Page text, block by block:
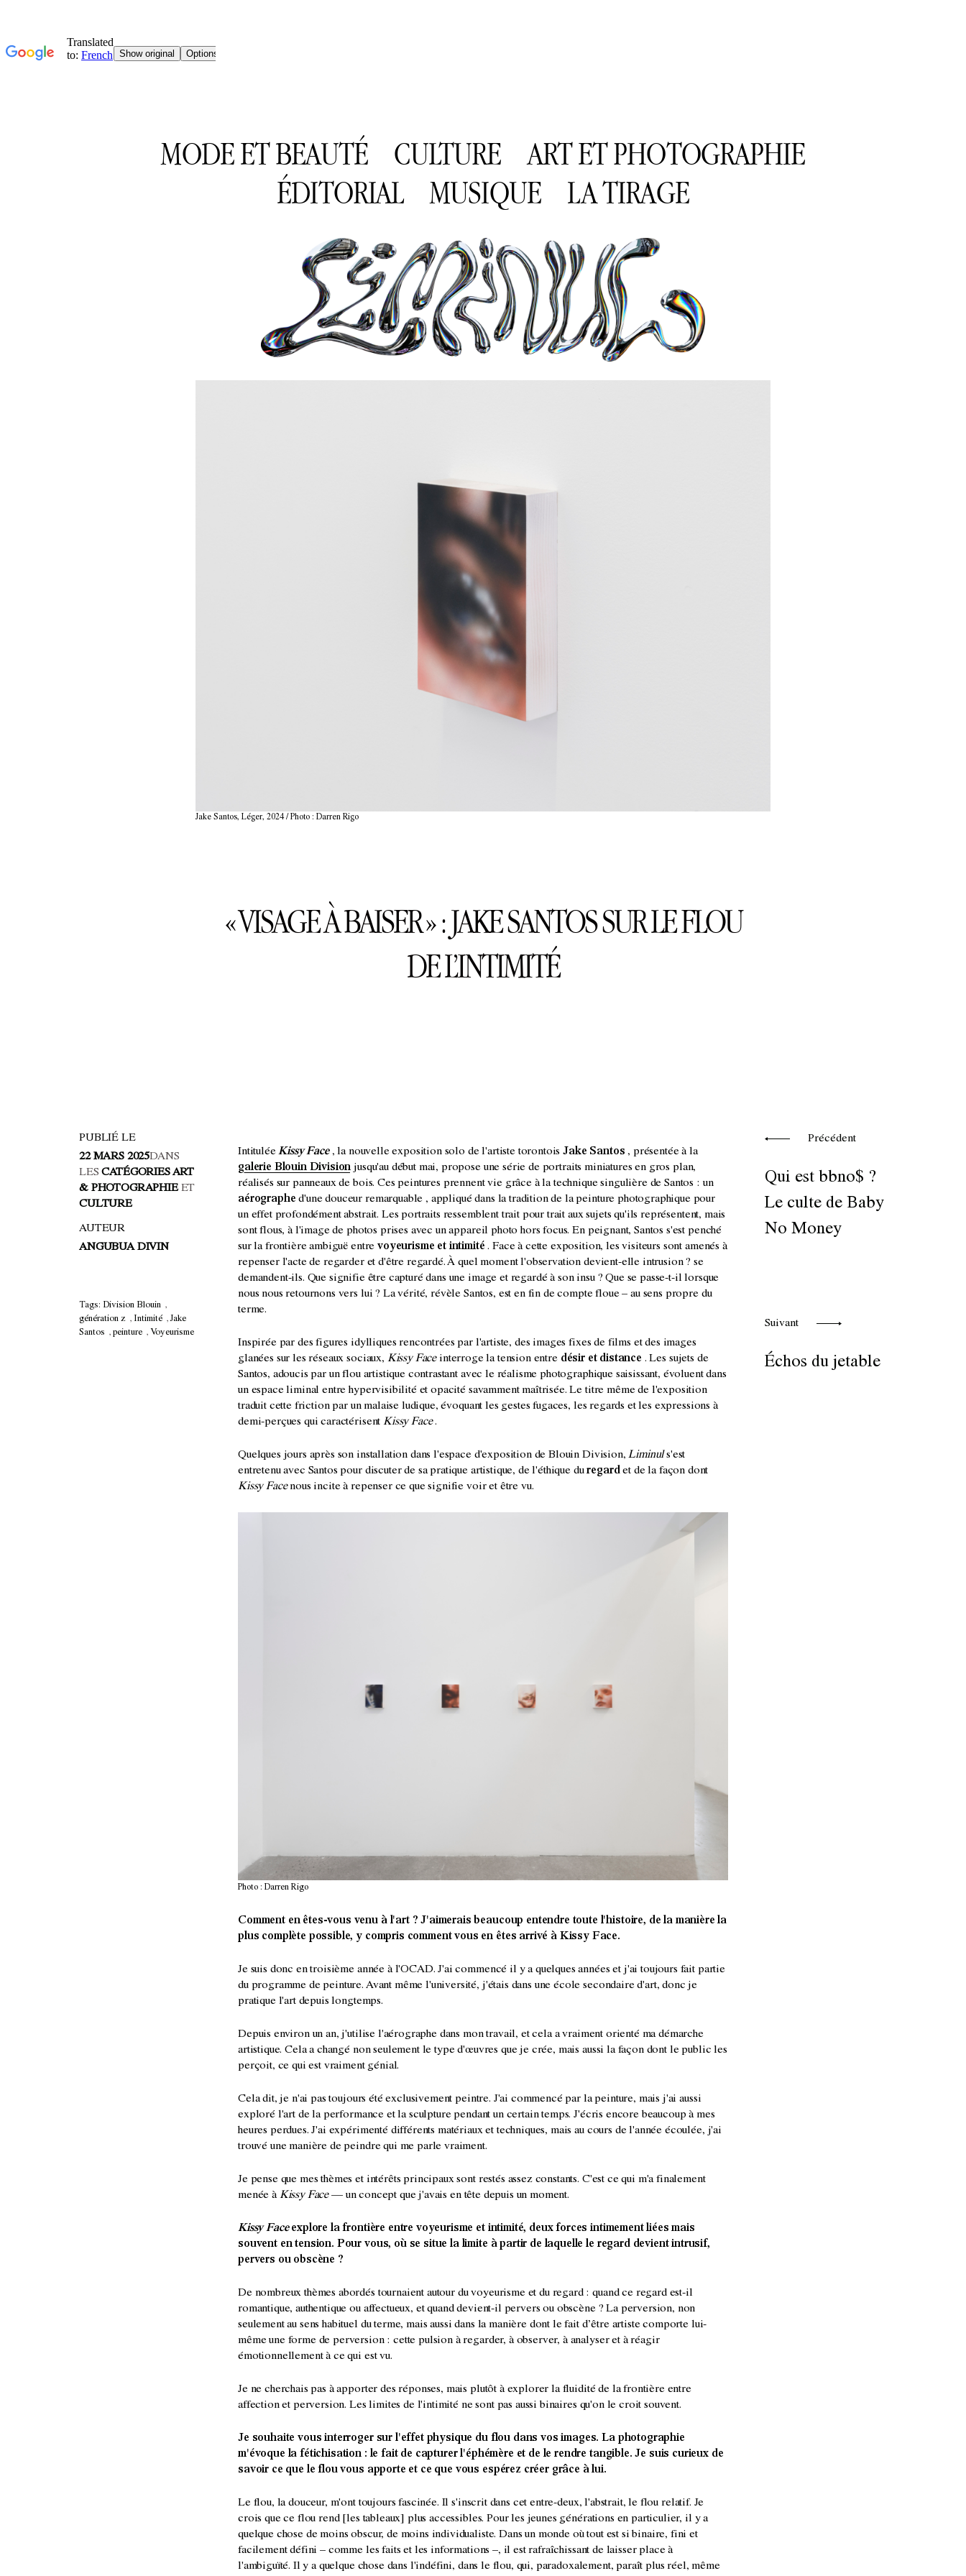
MODE ET BEAUTÉ CULTURE
ART ET PHOTOGRAPHIE
ÉDITORIAL
MUSIQUE LA TIRAGE
Jake Santos, Léger, 2024 / Photo : Darren Rigo
« VISAGE À BAISER » : JAKE SANTOS SUR LE FLOU
DE L’INTIMITÉ
PUBLIÉ LE
22 MARS 2025DANS
LESCATÉGORIES ART
& PHOTOGRAPHIEET
CULTURE
AUTEUR
ANGUBUA DIVIN
Tags: Division Blouin ,
génération z , Intimité ,Jake
Santos , peinture , Voyeurisme
Précédent
Qui est bbno$ ?
Le culte de Baby
No Money
Suivant
Échos du jetable
IntituléeKissy Face, la nouvelle exposition solo de l'artiste torontoisJake Santos , présentée à la
galerie Blouin Divisionjusqu'au début mai, propose une série de portraits miniatures en gros plan,
réalisés sur panneaux de bois. Ces peintures prennent vie grâce à la technique singulière de Santos : un
aérographe d'une douceur remarquable , appliqué dans la tradition de la peinture photographique pour
un effet profondément abstrait. Les portraits ressemblent trait pour trait aux sujets qu'ils représentent, mais
sont flous, à l'image de photos prises avec un appareil photo hors focus. En peignant, Santos s'est penché
sur la frontière ambiguë entrevoyeurisme et intimité . Face à cette exposition, les visiteurs sont amenés à
repenser l'acte de regarder et d'être regardé. À quel moment l'observation devient-elle intrusion ? se
demandent-ils. Que signifie être capturé dans une image et regardé à son insu ? Que se passe-t-il lorsque
nous nous retournons vers lui ? La vérité, révèle Santos, est en fin de compte floue – au sens propre du
terme.
Inspirée par des figures idylliques rencontrées par l'artiste, des images fixes de films et des images
glanées sur les réseaux sociaux, Kissy Faceinterroge la tension entre désir et distance . Les sujets de
Santos, adoucis par un flou artistique contrastant avec le réalisme photographique saisissant, évoluent dans
un espace liminal entre hypervisibilité et opacité savamment maîtrisée. Le titre même de l'exposition
traduit cette friction par un malaise ludique, évoquant les gestes fugaces, les regards et les expressions à
demi-perçues qui caractérisentKissy Face.
Quelques jours après son installation dans l'espace d'exposition de Blouin Division,Liminuls'est
entretenu avec Santos pour discuter de sa pratique artistique, de l'éthique duregardet de la façon dont
Kissy Facenous incite à repenser ce que signifie voir et être vu.
Photo : Darren Rigo
Comment en êtes-vous venu à l'art ? J'aimerais beaucoup entendre toute l'histoire, de la manière la
plus complète possible, y compris comment vous en êtes arrivé à Kissy Face.
Je suis donc en troisième année à l'OCAD. J'ai commencé il y a quelques années et j'ai toujours fait partie
du programme de peinture. Avant même l'université, j'étais dans une école secondaire d'art, donc je
pratique l'art depuis longtemps.
Depuis environ un an, j'utilise l'aérographe dans mon travail, et cela a vraiment orienté ma démarche
artistique. Cela a changé non seulement le type d'œuvres que je crée, mais aussi la façon dont le public les
perçoit, ce qui est vraiment génial.
Cela dit, je n'ai pas toujours été exclusivement peintre. J'ai commencé par la peinture, mais j'ai aussi
exploré l'art de la performance et la sculpture pendant un certain temps. J'écris encore beaucoup à mes
heures perdues. J'ai expérimenté différents matériaux et techniques, mais au cours de l'année écoulée, j'ai
trouvé une manière de peindre qui me parle vraiment.
Je pense que mes thèmes et intérêts principaux sont restés assez constants. C'est ce qui m'a finalement
menée àKissy Face— un concept que j'avais en tête depuis un moment.
Kissy Faceexplore la frontière entre voyeurisme et intimité, deux forces intimement liées mais
souvent en tension. Pour vous, où se situe la limite à partir de laquelle le regard devient intrusif,
pervers ou obscène ?
De nombreux thèmes abordés tournaient autour du voyeurisme et du regard : quand ce regard est-il
romantique, authentique ou affectueux, et quand devient-il pervers ou obscène ? La perversion, non
seulement au sens habituel du terme, mais aussi dans la manière dont le fait d’être artiste comporte lui-
même une forme de perversion : cette pulsion à regarder, à observer, à analyser et à réagir
émotionnellement à ce qui est vu.
Je ne cherchais pas à apporter des réponses, mais plutôt à explorer la fluidité de la frontière entre
affection et perversion. Les limites de l'intimité ne sont pas aussi binaires qu'on le croit souvent.
Je souhaite vous interroger sur l'effet physique du flou dans vos images. La photographie
m'évoque la fétichisation : le fait de capturer l'éphémère et de le rendre tangible. Je suis curieux de
savoir ce que le flou vous apporte et ce que vous espérez créer grâce à lui.
Le flou, la douceur, m'ont toujours fascinée. Il s'inscrit dans cet entre-deux, l'abstrait, le flou relatif. Je
crois que ce flou rend [les tableaux] plus accessibles. Pour les jeunes générations en particulier, il y a
quelque chose de moins obscur, de moins individualiste. Dans un monde où tout est si binaire, fini et
facilement défini – comme les faits et les informations –, il est rafraîchissant de laisser place à
l'ambiguïté. Il y a quelque chose dans l'indéfini, dans le flou, qui, paradoxalement, paraît plus réel, même